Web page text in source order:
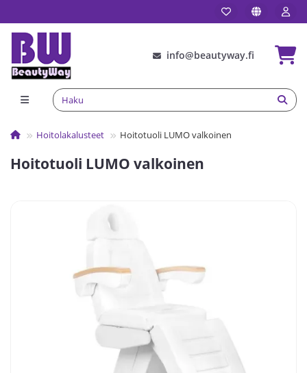
info@beautyway.fi
Hoitolakalusteet Hoitotuoli LUMO valkoinen
Hoitotuoli LUMO valkoinen